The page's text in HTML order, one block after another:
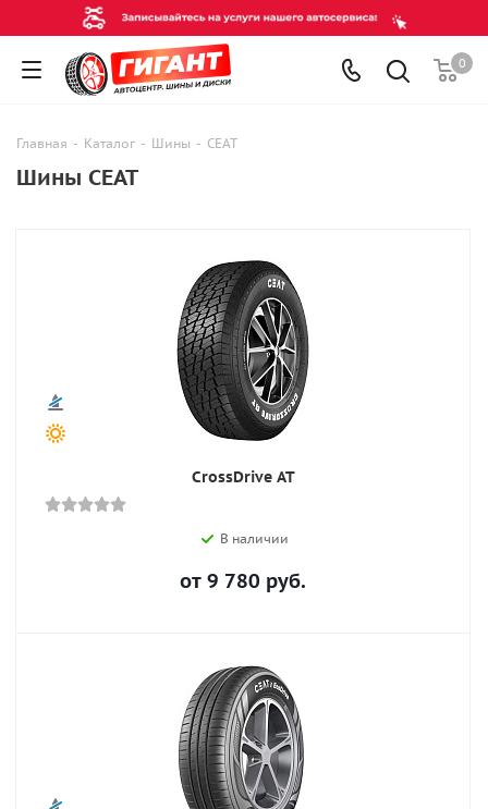
0
Главная - Каталог - Шины - CEAT
Шины CEAT
CrossDrive AT
В наличии
от 9 780 руб.